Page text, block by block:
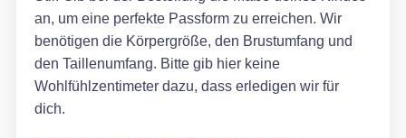
an, um eine perfekte Passform zu erreichen. Wir
benötigen die Körpergröße, den Brustumfang und
den Taillenumfang. Bitte gib hier keine
Wohlfühlzentimeter dazu, dass erledigen wir für
dich.